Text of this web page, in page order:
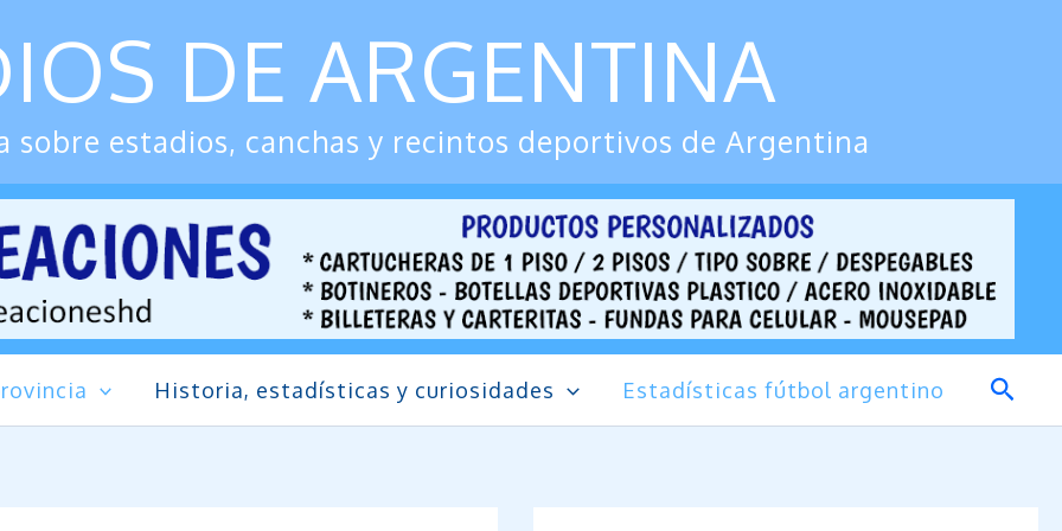
DE ARGENTINA
sobre estadios, canchas y recintos deportivos de Argentina
Historia, estadísticas y curiosidades Estadísticas fútbol argentino